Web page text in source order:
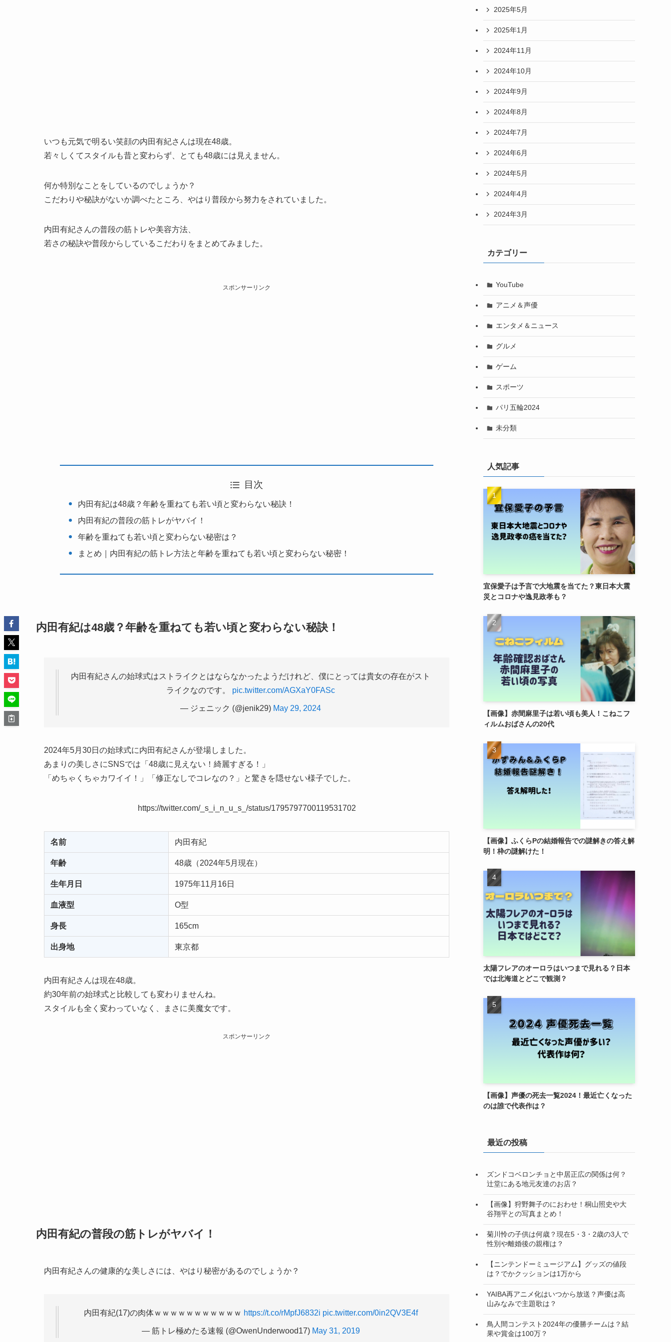
いつも元気で明るい笑顔の内田有紀さんは現在48歳。
若々しくてスタイルも昔と変わらず、とても48歳には見えません。
何か特別なことをしているのでしょうか？
こだわりや秘訣がないか調べたところ、やはり普段から努力をされていました。
内田有紀さんの普段の筋トレや美容方法、
若さの秘訣や普段からしているこだわりをまとめてみました。
スポンサーリンク
目次
内田有紀は48歳？年齢を重ねても若い頃と変わらない秘訣！
内田有紀の普段の筋トレがヤバイ！
年齢を重ねても若い頃と変わらない秘密は？
まとめ｜内田有紀の筋トレ方法と年齢を重ねても若い頃と変わらない秘密！
内田有紀は48歳？年齢を重ねても若い頃と変わらない秘訣！
内田有紀さんの始球式はストライクとはならなかったようだけれど、僕にとっては貴女の存在がスト
ライクなのです。 pic.twitter.com/AGXaY0FASc
— ジェニック (@jenik29) May 29, 2024
2024年5月30日の始球式に内田有紀さんが登場しました。
あまりの美しさにSNSでは「48歳に見えない！綺麗すぎる！」
「めちゃくちゃカワイイ！」「修正なしでコレなの？」と驚きを隠せない様子でした。
https://twitter.com/_s_i_n_u_s_/status/1795797700119531702
名前 内田有紀
年齢 48歳（2024年5月現在）
生年月日 1975年11月16日
血液型 O型
身長 165cm
出身地 東京都
内田有紀さんは現在48歳。
約30年前の始球式と比較しても変わりませんね。
スタイルも全く変わっていなく、まさに美魔女です。
スポンサーリンク
内田有紀の普段の筋トレがヤバイ！
内田有紀さんの健康的な美しさには、やはり秘密があるのでしょうか？
内田有紀(17)の肉体ｗｗｗｗｗｗｗｗｗｗｗ https://t.co/rMpfJ6832i pic.twitter.com/0in2QV3E4f
— 筋トレ極めたる速報 (@OwenUnderwood17) May 31, 2019
2025年5月
2025年1月
2024年11月
2024年10月
2024年9月
2024年8月
2024年7月
2024年6月
2024年5月
2024年4月
2024年3月
カテゴリー
YouTube
アニメ＆声優
エンタメ＆ニュース
グルメ
ゲーム
スポーツ
パリ五輪2024
未分類
人気記事
宜保愛子は予言で大地震を当てた？東日本大震
災とコロナや逸見政孝も？
【画像】赤間麻里子は若い頃も美人！こねこフ
ィルムおばさんの20代
【画像】ふくらPの結婚報告での謎解きの答え解
明！枠の謎解けた！
太陽フレアのオーロラはいつまで見れる？日本
では北海道とどこで観測？
【画像】声優の死去一覧2024！最近亡くなった
のは誰で代表作は？
最近の投稿
ズンドコベロンチョと中居正広の関係は何？
辻堂にある地元友達のお店？
【画像】狩野舞子のにおわせ！桐山照史や大
谷翔平との写真まとめ！
菊川怜の子供は何歳？現在5・3・2歳の3人で
性別や離婚後の親権は？
【ニンテンドーミュージアム】グッズの値段
は？でかクッションは1万から
YAIBA再アニメ化はいつから放送？声優は高
山みなみで主題歌は？
鳥人間コンテスト2024年の優勝チームは？結
果や賞金は100万？